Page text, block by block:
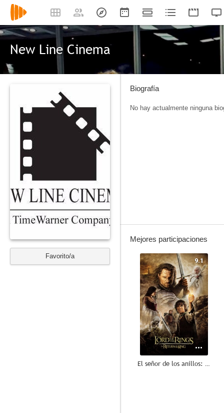
New Line Cinema
Favorito/a
Biografía
No hay actualmente ninguna
Mejores participaciones
9.1
El señor de los anillos: El retorno del rey